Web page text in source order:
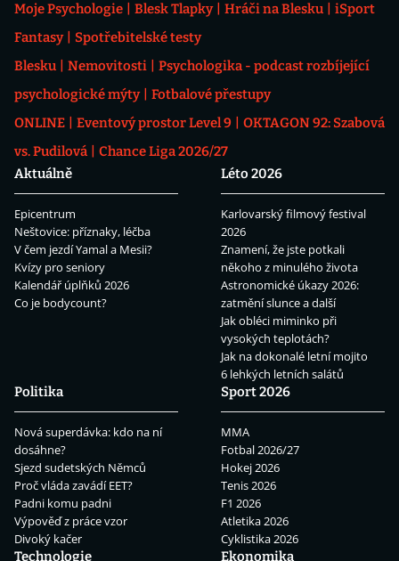
Moje Psychologie Blesk Tlapky Hráči na Blesku
iSport
Fantasy
Spotřebitelské testy
Blesku
Nemovitosti
Psychologika - podcast rozbíjející
psychologické mýty
Fotbalové přestupy
ONLINE
Eventový prostor Level 9
OKTAGON 92: Szabová
vs. Pudilová
Chance Liga 2026/27
Aktuálně
Epicentrum
Neštovice: příznaky, léčba
V čem jezdí Yamal a Mesii?
Kvízy pro seniory
Kalendář úplňků 2026
Co je bodycount?
Léto 2026
Karlovarský filmový festival
2026
Znamení, že jste potkali
někoho z minulého života
Astronomické úkazy 2026:
zatmění slunce a další
Jak obléci miminko při
vysokých teplotách?
Jak na dokonalé letní mojito
6 lehkých letních salátů
Politika
Nová superdávka: kdo na ní
dosáhne?
Sjezd sudetských Němců
Proč vláda zavádí EET?
Padni komu padni
Výpověď z práce vzor
Divoký kačer
Sport 2026
MMA
Fotbal 2026/27
Hokej 2026
Tenis 2026
F1 2026
Atletika 2026
Cyklistika 2026
Technologie
Ekonomika